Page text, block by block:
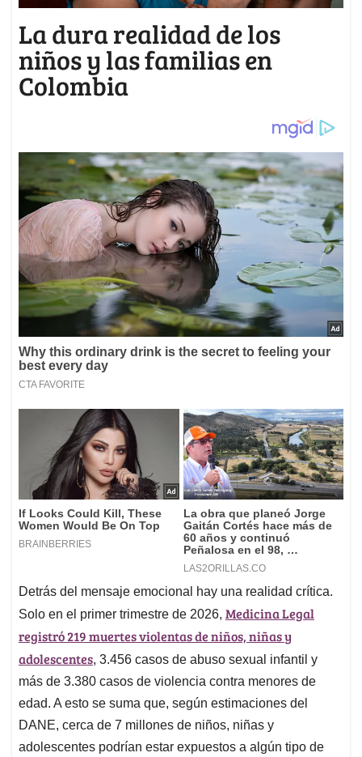
La dura realidad de los
niños y las familias en
Colombia
Detrás del mensaje emocional hay una realidad crítica.
Solo en el primer trimestre de 2026, Medicina Legal
registró 219 muertes violentas de niños, niñas y
adolescentes, 3.456 casos de abuso sexual infantil y
más de 3.380 casos de violencia contra menores de
edad. A esto se suma que, según estimaciones del
DANE, cerca de 7 millones de niños, niñas y
adolescentes podrían estar expuestos a algún tipo de